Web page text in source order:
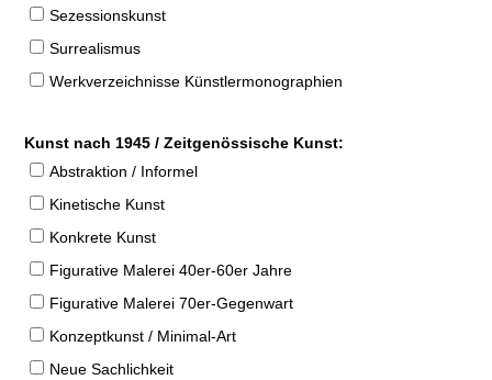
Sezessionskunst
Surrealismus
Werkverzeichnisse Künstlermonographien
Kunst nach 1945 / Zeitgenössische Kunst:
Abstraktion / Informel
Kinetische Kunst
Konkrete Kunst
Figurative Malerei 40er-60er Jahre
Figurative Malerei 70er-Gegenwart
Konzeptkunst / Minimal-Art
Neue Sachlichkeit